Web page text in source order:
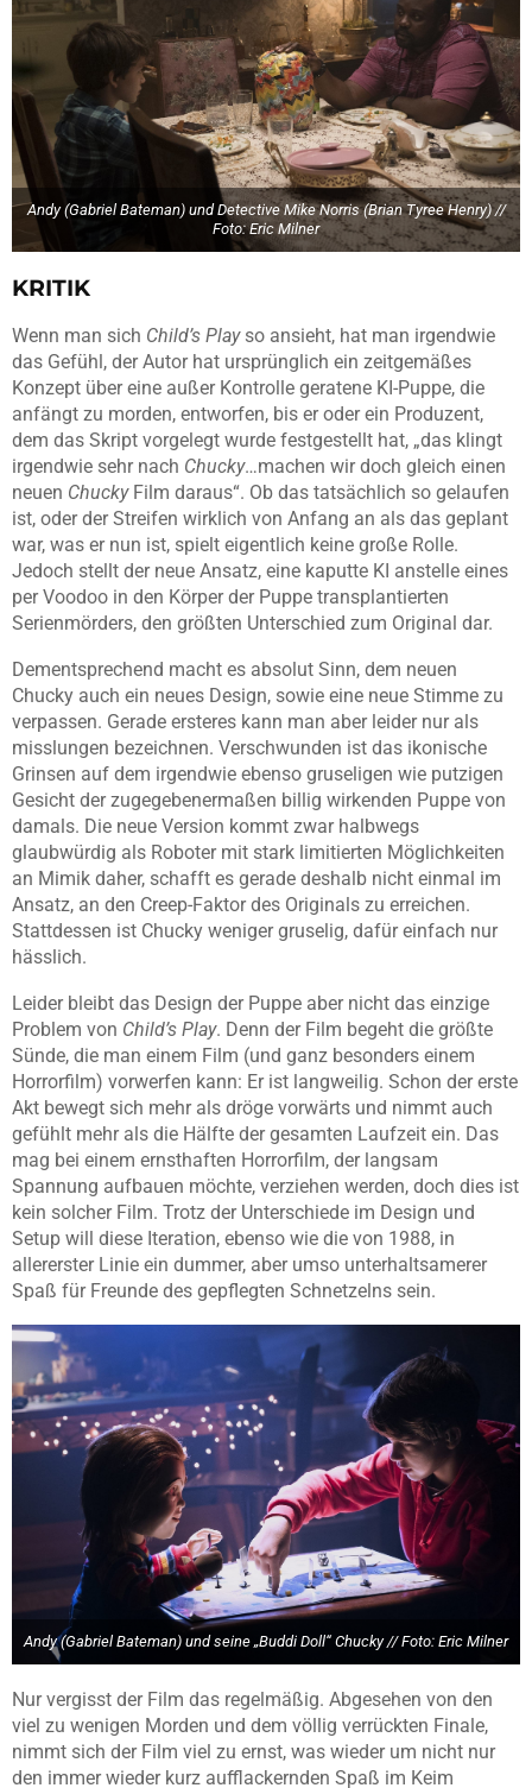
Andy (Gabriel Bateman) und Detective Mike Norris (Brian Tyree Henry) //
Foto: Eric Milner
KRITIK
Wenn man sich Child’s Playso ansieht, hat man irgendwie
das Gefühl, der Autor hat ursprünglich ein zeitgemäßes
Konzept über eine außer Kontrolle geratene KI-Puppe, die
anfängt zu morden, entworfen, bis er oder ein Produzent,
dem das Skript vorgelegt wurde festgestellt hat, „das klingt
irgendwie sehr nach Chucky…machen wir doch gleich einen
neuen ChuckyFilm daraus“. Ob das tatsächlich so gelaufen
ist, oder der Streifen wirklich von Anfang an als das geplant
war, was er nun ist, spielt eigentlich keine große Rolle.
Jedoch stellt der neue Ansatz, eine kaputte KI anstelle eines
per Voodoo in den Körper der Puppe transplantierten
Serienmörders, den größten Unterschied zum Original dar.
Dementsprechend macht es absolut Sinn, dem neuen
Chucky auch ein neues Design, sowie eine neue Stimme zu
verpassen. Gerade ersteres kann man aber leider nur als
misslungen bezeichnen. Verschwunden ist das ikonische
Grinsen auf dem irgendwie ebenso gruseligen wie putzigen
Gesicht der zugegebenermaßen billig wirkenden Puppe von
damals. Die neue Version kommt zwar halbwegs
glaubwürdig als Roboter mit stark limitierten Möglichkeiten
an Mimik daher, schafft es gerade deshalb nicht einmal im
Ansatz, an den Creep-Faktor des Originals zu erreichen.
Stattdessen ist Chucky weniger gruselig, dafür einfach nur
hässlich.
Leider bleibt das Design der Puppe aber nicht das einzige
Problem von Child’s Play. Denn der Film begeht die größte
Sünde, die man einem Film (und ganz besonders einem
Horrorfilm) vorwerfen kann: Er ist langweilig. Schon der erste
Akt bewegt sich mehr als dröge vorwärts und nimmt auch
gefühlt mehr als die Hälfte der gesamten Laufzeit ein. Das
mag bei einem ernsthaften Horrorfilm, der langsam
Spannung aufbauen möchte, verziehen werden, doch dies ist
kein solcher Film. Trotz der Unterschiede im Design und
Setup will diese Iteration, ebenso wie die von 1988, in
allererster Linie ein dummer, aber umso unterhaltsamerer
Spaß für Freunde des gepflegten Schnetzelns sein.
Andy (Gabriel Bateman) und seine „Buddi Doll“ Chucky // Foto: Eric Milner
Nur vergisst der Film das regelmäßig. Abgesehen von den
viel zu wenigen Morden und dem völlig verrückten Finale,
nimmt sich der Film viel zu ernst, was wieder um nicht nur
den immer wieder kurz aufflackernden Spaß im Keim